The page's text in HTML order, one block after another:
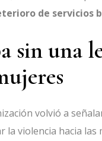
de servicios
sin una
volvió a
la violencia hacia las